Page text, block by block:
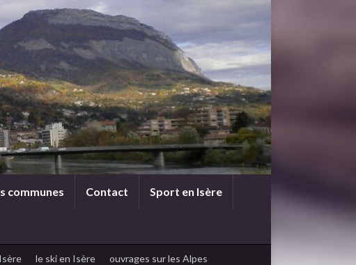
communes Contact Sport en Isère
le ski en Isère ouvrages sur les Alpes